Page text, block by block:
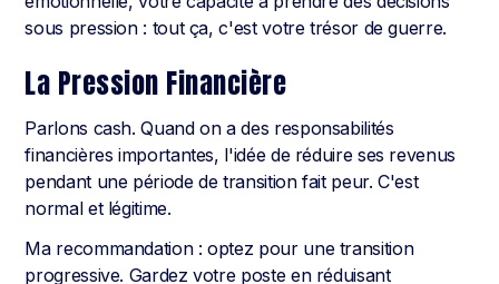
sous pression : tout ça, c'est votre trésor de guerre.
La Pression Financière
Parlons cash. Quand on a des responsabilités
financières importantes, l'idée de réduire ses revenus
pendant une période de transition fait peur. C'est
normal et légitime.
Ma recommandation : optez pour une transition
progressive. Gardez votre poste en réduisant